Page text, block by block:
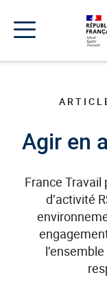
menu
contenu
pied
Menu
Agir en
France
d’activité